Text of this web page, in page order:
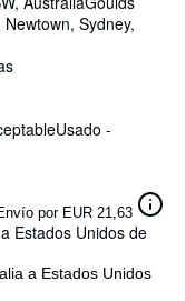
Newtown, Sydney,
Usado -
por EUR 21,63
Estados Unidos de
a Estados Unidos